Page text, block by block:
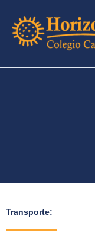
contenido
Transporte: